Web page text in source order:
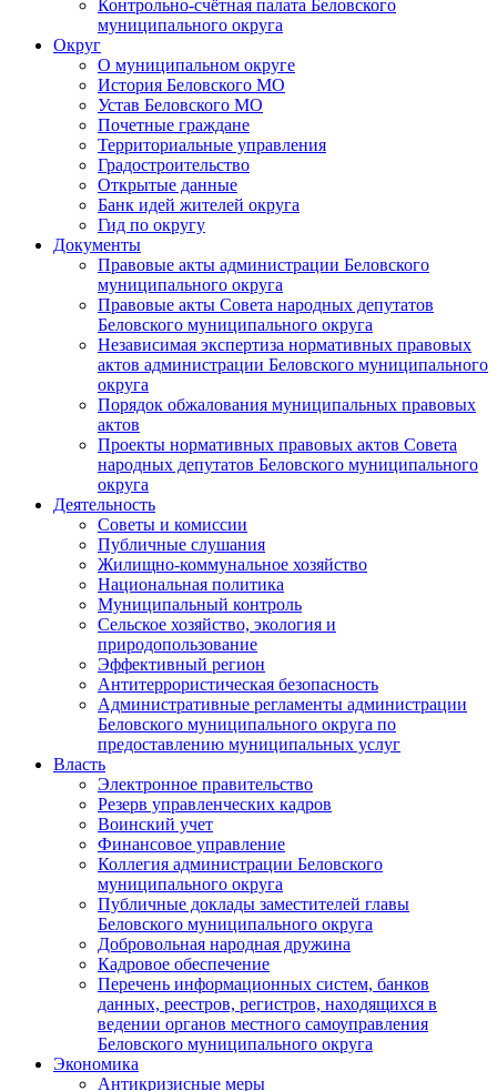
Контрольно-счётная палата Беловского
муниципального округа
Округ
О муниципальном округе
История Беловского МО
Устав Беловского МО
Почетные граждане
Территориальные управления
Градостроительство
Открытые данные
Банк идей жителей округа
Гид по округу
Документы
Правовые акты администрации Беловского
муниципального округа
Правовые акты Совета народных депутатов
Беловского муниципального округа
Независимая экспертиза нормативных правовых
актов администрации Беловского муниципального
округа
Порядок обжалования муниципальных правовых
актов
Проекты нормативных правовых актов Совета
народных депутатов Беловского муниципального
округа
Деятельность
Советы и комиссии
Публичные слушания
Жилищно-коммунальное хозяйство
Национальная политика
Муниципальный контроль
Сельское хозяйство, экология и
природопользование
Эффективный регион
Антитеррористическая безопасность
Административные регламенты администрации
Беловского муниципального округа по
предоставлению муниципальных услуг
Власть
Электронное правительство
Резерв управленческих кадров
Воинский учет
Финансовое управление
Коллегия администрации Беловского
муниципального округа
Публичные доклады заместителей главы
Беловского муниципального округа
Добровольная народная дружина
Кадровое обеспечение
Перечень информационных систем, банков
данных, реестров, регистров, находящихся в
ведении органов местного самоуправления
Беловского муниципального округа
Экономика
Антикризисные меры